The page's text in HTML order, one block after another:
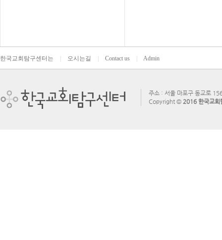
한국교회탐구센터는 오시는길 Contact us Admin
주소 : 서울 마포구 동교로
Copyright © 2016 한국교회